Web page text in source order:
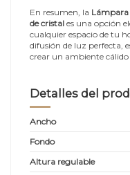
En resumen, la Lámpara
de cristal es una opción
cualquier espacio de tu
difusión de luz perfecta,
crear un ambiente cálido
Detalles del
Ancho
Fondo
Altura regulable